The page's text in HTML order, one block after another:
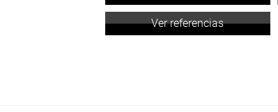
Ver referencias